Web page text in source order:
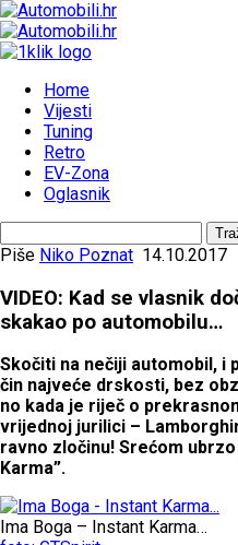
Home
Vijesti
Tuning
Retro
EV-Zona
Oglasnik
Piše Niko Poznat 14.10.2017
VIDEO: Kad se vlasnik
skakao po automobilu…
Skočiti na nečiji automobil,
čin najveće drskosti, bez
no kada je riječ o
vrijednoj jurilici –
ravno zločinu! Srećom
Karma”.
Ima Boga – Instant Karma…